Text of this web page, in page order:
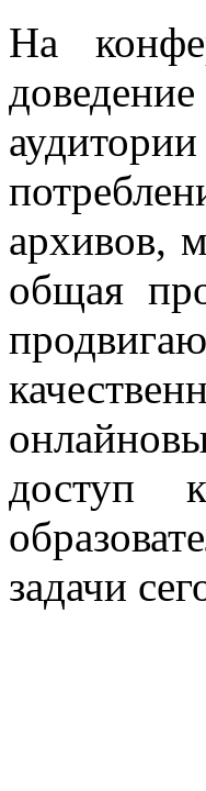
На
архивов,
общая
доступ
задачи